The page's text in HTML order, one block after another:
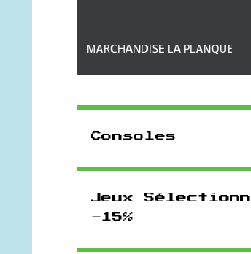
MARCHANDISE LA PLANQUE
Consoles
Jeux
-15%